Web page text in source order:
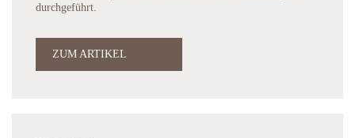
durchgeführt.
ZUM ARTIKEL